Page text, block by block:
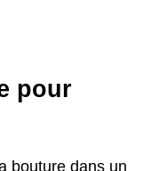
pour
bouture dans un